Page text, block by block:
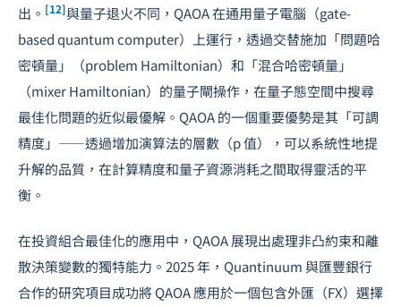
出。 [12]與量子退火不同，QAOA 在通用量子電腦（gate-
based quantum computer）上運行，透過交替施加「問題哈
密頓量」（problem Hamiltonian）和「混合哈密頓量」
（mixer Hamiltonian）的量子閘操作，在量子態空間中搜尋
最佳化問題的近似最優解。QAOA 的一個重要優勢是其「可調
精度」——透過增加演算法的層數（p 值），可以系統性地提
升解的品質，在計算精度和量子資源消耗之間取得靈活的平
衡。
在投資組合最佳化的應用中，QAOA 展現出處理非凸約束和離
散決策變數的獨特能力。2025 年，Quantinuum 與匯豐銀行
合作的研究項目成功將 QAOA 應用於一個包含外匯（FX）選擇